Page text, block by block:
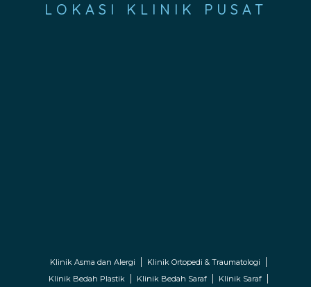
LOKASI KLINIK PUSAT
Klinik Asma dan Alergi
Klinik Ortopedi & Traumatologi
Klinik Bedah Plastik
Klinik Bedah Saraf Klinik Saraf